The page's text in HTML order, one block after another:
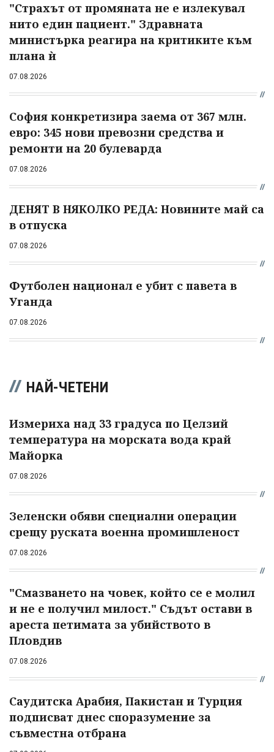
"Страхът от промяната не е излекувал
нито един пациент." Здравната
министърка реагира на критиките към
плана ѝ
07.08.2026
София конкретизира заема от 367 млн.
евро: 345 нови превозни средства и
ремонти на 20 булеварда
07.08.2026
ДЕНЯТ В НЯКОЛКО РЕДА: Новините май са
в отпуска
07.08.2026
Футболен национал е убит с павета в
Уганда
07.08.2026
НАЙ-ЧЕТЕНИ
Измериха над 33 градуса по Целзий
температура на морската вода край
Майорка
07.08.2026
Зеленски обяви специални операции
срещу руската военна промишленост
07.08.2026
"Смазването на човек, който се е молил
и не е получил милост." Съдът остави в
ареста петимата за убийството в
Пловдив
07.08.2026
Саудитска Арабия, Пакистан и Турция
подписват днес споразумение за
съвместна отбрана